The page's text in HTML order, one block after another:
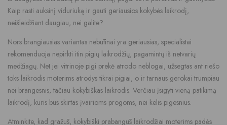
Kaip rasti auksinį viduriuką ir gauti geriausios kokybės laikrodį,
neišleidžiant daugiau, nei galite?
Nors brangiausias variantas nebūtinai yra geriausias, specialistai
rekomenduoja nepirkti itin pigių laikrodžių, pagamintų iš netvarių
medžiagų. Net jei vitrinoje pigi prekė atrodo neblogai, užsegtas ant riešo
toks laikrodis moterims atrodys tikrai pigiai, o ir tarnaus gerokai trumpiau
nei brangesnis, tačiau kokybiškas laikrodis. Verčiau įsigyti vieną patikimą
laikrodį, kuris bus skirtas įvairioms progoms, nei kelis pigesnius.
Atminkite, kad gražūs, kokybiški prabangūs laikrodžiai moterims padės